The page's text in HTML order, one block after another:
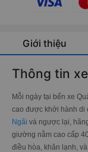
Giới thiệu
Thông tin
Mỗi ngày tại bến xe
cao được khởi hành di
Ngãi và ngược lại,
giường nằm cao cấp
điều hòa, khăn lạnh,